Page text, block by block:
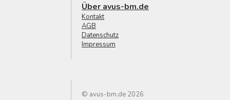
Über avus-bm.de
Kontakt
AGB
Datenschutz
Impressum
© avus-bm.de 2026